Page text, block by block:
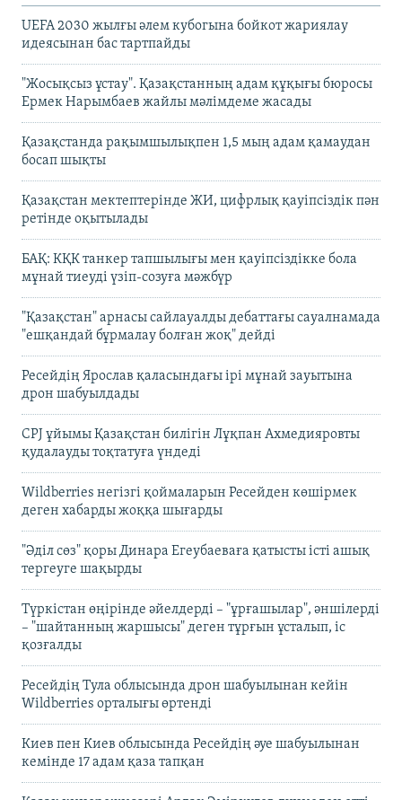
UEFA 2030 жылғы әлем кубогына бойкот жариялау
идеясынан бас тартпайды
"Жосықсыз ұстау". Қазақстанның адам құқығы бюросы
Ермек Нарымбаев жайлы мәлімдеме жасады
Қазақстанда рақымшылықпен 1,5 мың адам қамаудан
босап шықты
Қазақстан мектептерінде ЖИ, цифрлық қауіпсіздік пән
ретінде оқытылады
БАҚ: КҚК танкер тапшылығы мен қауіпсіздікке бола
мұнай тиеуді үзіп-созуға мәжбүр
"Қазақстан" арнасы сайлауалды дебаттағы сауалнамада
"ешқандай бұрмалау болған жоқ" дейді
Ресейдің Ярослав қаласындағы ірі мұнай зауытына
дрон шабуылдады
CPJ ұйымы Қазақстан билігін Лұқпан Ахмедияровты
қудалауды тоқтатуға үндеді
Wildberries негізгі қоймаларын Ресейден көшірмек
деген хабарды жоққа шығарды
"Әділ сөз" қоры Динара Егеубаеваға қатысты істі ашық
тергеуге шақырды
Түркістан өңірінде әйелдерді – "ұрғашылар", әншілерді
– "шайтанның жаршысы" деген тұрғын ұсталып, іс
қозғалды
Ресейдің Тула облысында дрон шабуылынан кейін
Wildberries орталығы өртенді
Киев пен Киев облысында Ресейдің әуе шабуылынан
кемінде 17 адам қаза тапқан